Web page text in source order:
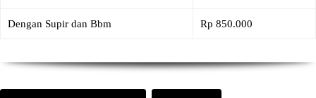
Dengan Supir dan Bbm Rp 850.000